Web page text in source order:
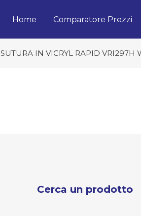
Home Comparatore Prezzi
SUTURA IN VICRYL RAPID VRI297H
Cerca un prodotto